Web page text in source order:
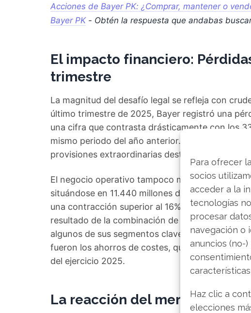
Para ofrecer
socios
acceder a la
tecnologías
procesar
navegación o
anuncios (no-
Haz clic a
elecciones
Acciones de Bayer PK: ¿Comprar, mantener o
Bayer PK- Obtén la respuesta que andabas
El impacto financiero:
trimestre
La magnitud del desafío legal se refleja con
último trimestre de 2025, Bayer registró una
una cifra que contrasta drásticamente con los
mismo periodo del año anterior. Este deterioro
provisiones extraordinarias destinadas a hacer
El negocio operativo tampoco mostró fortaleza.
situándose en 11.440 millones de euros. El
una contracción superior al 16%, hasta los 1.970
resultado de la combinación de los costes
algunos de sus segmentos clave de productos.
fueron los ahorros de costes, que alcanzaron
del ejercicio 2025.
La reacción del mercado y